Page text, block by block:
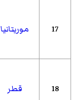
17
موريتانيا
18
قطر